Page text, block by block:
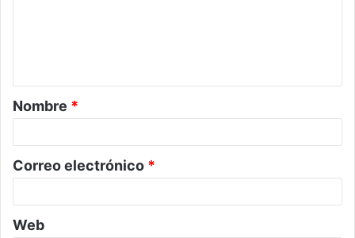
a
r
o
*
Nombre *
Correo electrónico *
Web